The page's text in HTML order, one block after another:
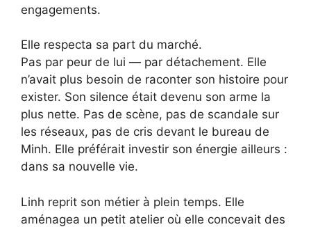
engagements.
Elle respecta sa part du marché.
Pas par peur de lui — par détachement. Elle
n’avait plus besoin de raconter son histoire pour
exister. Son silence était devenu son arme la
plus nette. Pas de scène, pas de scandale sur
les réseaux, pas de cris devant le bureau de
Minh. Elle préférait investir son énergie ailleurs :
dans sa nouvelle vie.
Linh reprit son métier à plein temps. Elle
aménagea un petit atelier où elle concevait des